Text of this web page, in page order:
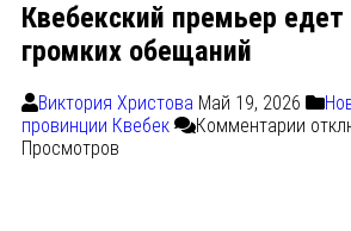
Квебекский премьер
громких обещаний
Виктория Христова Май 19, 2026
провинции Квебек
Комментарии
Просмотров